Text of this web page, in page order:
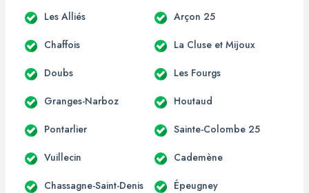
Les Alliés Arçon 25
Chaffois La Cluse et Mijoux
Doubs Les Fourgs
Granges-Narboz Houtaud
Pontarlier Sainte-Colombe 25
Vuillecin Cademène
Chassagne-Saint-Denis Épeugney